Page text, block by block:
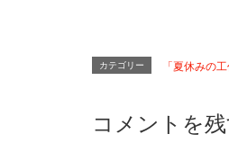
カテゴリー 「夏休みの工
コメントを